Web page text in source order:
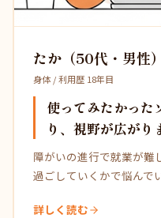
たか（50代・男性）
身体 / 利用歴 18年目
使ってみたかった
り、視野が広がり
障がいの進行で就業が難
過ごしていくかで悩んで
詳しく読む